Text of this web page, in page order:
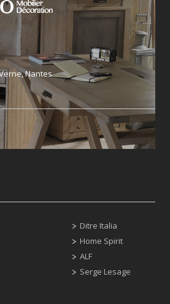
Nantes
Ditre Italia
Home Spirit
ALF
Serge Lesage